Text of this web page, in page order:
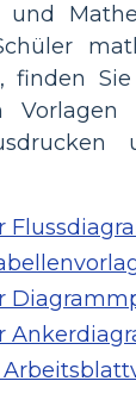
und
finden
Vorlagen